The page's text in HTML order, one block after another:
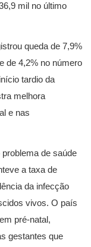
mil no último
queda de 7,9%
de 4,2% no número
tardio da
melhora
e nas
de saúde
a taxa de
da infecção
vivos. O país
pré-natal,
gestantes que